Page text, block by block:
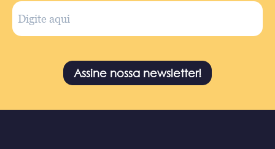
Assine nossa newsletter!